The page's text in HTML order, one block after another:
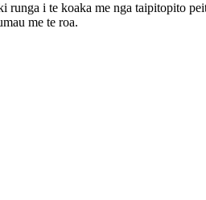
i te koaka me nga taipitopito
me te roa.